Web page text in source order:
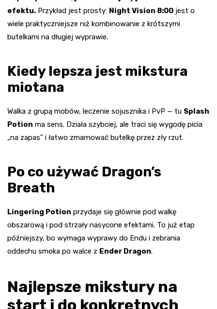
efektu. Przykład jest prosty: Night Vision 8:00 jest o
wiele praktyczniejsze niż kombinowanie z krótszymi
butelkami na długiej wyprawie.
Kiedy lepsza jest mikstura
miotana
Walka z grupą mobów, leczenie sojusznika i PvP — tu Splash
Potion ma sens. Działa szybciej, ale traci się wygodę picia
„na zapas” i łatwo zmarnować butelkę przez zły rzut.
Po co używać Dragon’s
Breath
Lingering Potion przydaje się głównie pod walkę
obszarową i pod strzały nasycone efektami. To już etap
późniejszy, bo wymaga wyprawy do Endu i zebrania
oddechu smoka po walce z Ender Dragon.
Najlepsze mikstury na
start i do konkretnych